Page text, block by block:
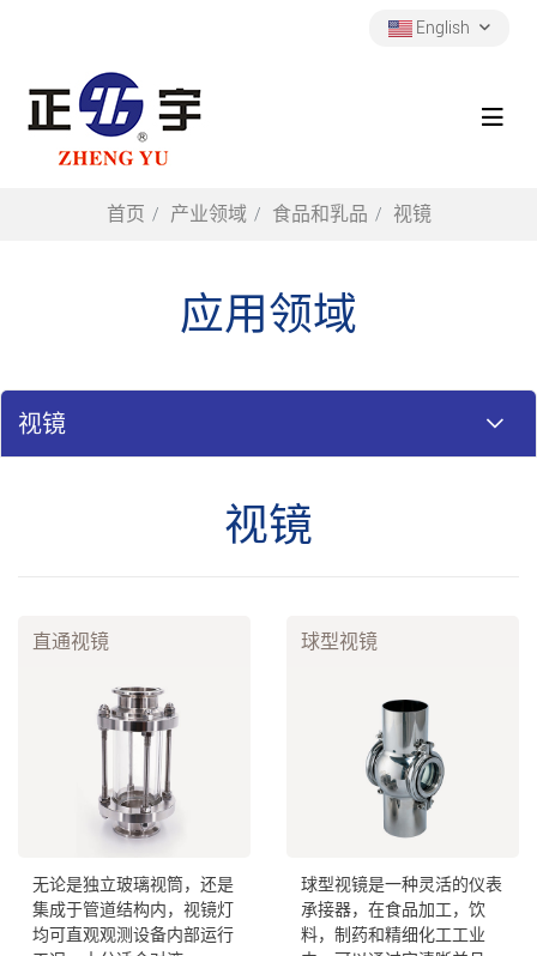
English
首页 产业领域 食品和乳品 视镜
应用领域
视镜
视镜
直通视镜
无论是独立玻璃视筒，还是
集成于管道结构内，视镜灯
均可直观观测设备内部运行
球型视镜
球型视镜是一种灵活的仪表
承接器，在食品加工，饮
料，制药和精细化工工业